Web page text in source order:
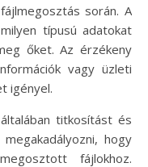
során. A
típusú adatokat
őket. Az érzékeny
vagy üzleti
igényel.
titkosítást és
hogy
fájlokhoz.